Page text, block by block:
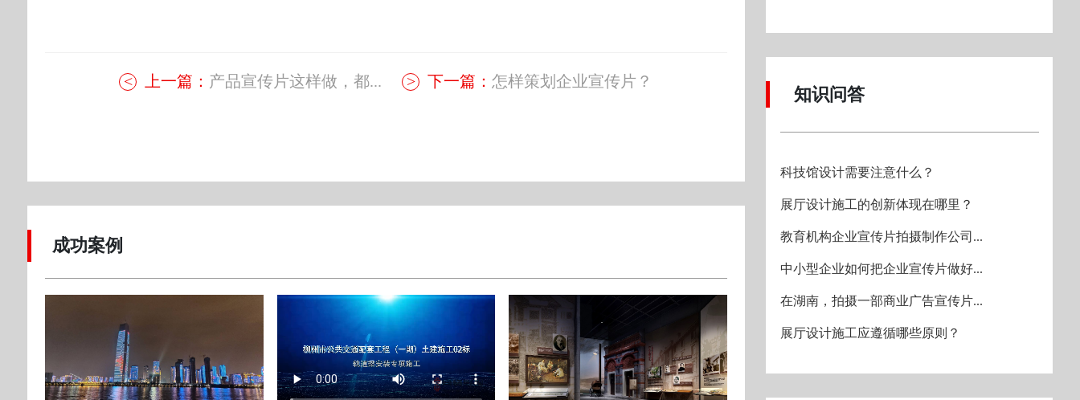
上一篇： 产品宣传片这样做，都... 下一篇：怎样策划企业宣传片？
成功案例
知识问答
科技馆设计需要注意什么？
展厅设计施工的创新体现在哪里？
教育机构企业宣传片拍摄制作公司...
中小型企业如何把企业宣传片做好...
在湖南，拍摄一部商业广告宣传片...
展厅设计施工应遵循哪些原则？